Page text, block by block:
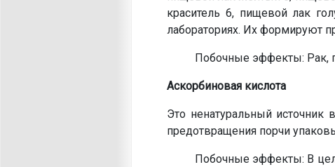
краситель 6, пищевой лак
лабораториях. Их формируют
Побочные эффекты: Рак,
Аскорбиновая кислота
Это ненатуральный источник
предотвращения порчи
Побочные эффекты: В